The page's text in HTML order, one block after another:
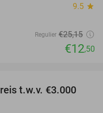
9.5 star
Regulier €25,15
€12,50
t.w.v. €3.000